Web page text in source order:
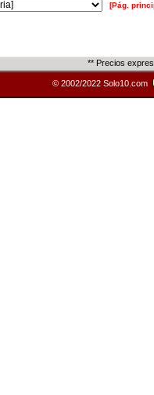
[Pág.
** Precios
© 2002/2022 Solo10.com